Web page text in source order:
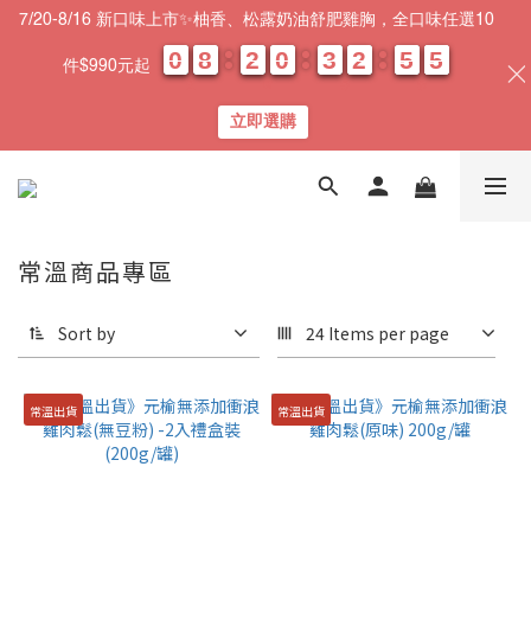
常溫商品專區
Sort by 24 Items per page
常溫出貨 常溫出貨
7/20-8/16 新口味上市✨柚香、松露奶油舒肥雞胸，全口味任選10
件$990元起 0
0
0
0 8
8
8
8 2
2
2
2 0
0
0
0 3
3
3
3 2
2
2
2 5
5
5
5 0
0
5
5
4
立即選購